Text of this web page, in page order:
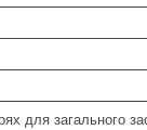
для загального